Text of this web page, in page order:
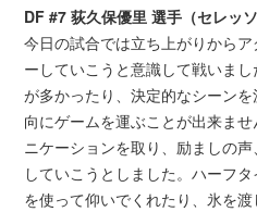
DF #7 荻久保優里 選手（セレッ
今日の試合では立ち上がりから
ーしていこうと意識して戦いま
が多かったり、決定的なシーン
向にゲームを運ぶことが出来ま
ニケーションを取り、励ましの
していこうとしました。ハーフ
を使って仰いでくれたり、氷を